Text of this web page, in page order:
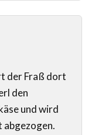
der Fraß dort
den
und wird
abgezogen.